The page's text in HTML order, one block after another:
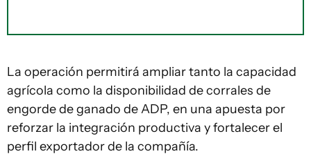
La operación permitirá ampliar tanto la capacidad
agrícola como la disponibilidad de corrales de
engorde de ganado de ADP, en una apuesta por
reforzar la integración productiva y fortalecer el
perfil exportador de la compañía.